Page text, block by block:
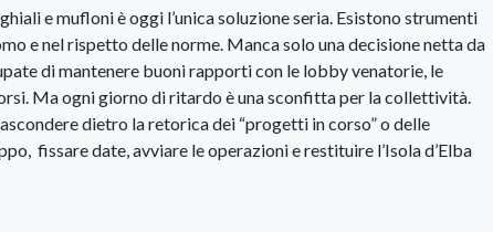
e mufloni è oggi l’unica soluzione seria. Esistono strumenti
e nel rispetto delle norme. Manca solo una decisione netta da
di mantenere buoni rapporti con le lobby venatorie, le
Ma ogni giorno di ritardo è una sconfitta per la collettività.
dietro la retorica dei “progetti in corso” o delle
fissare date, avviare le operazioni e restituire l’Isola d’Elba